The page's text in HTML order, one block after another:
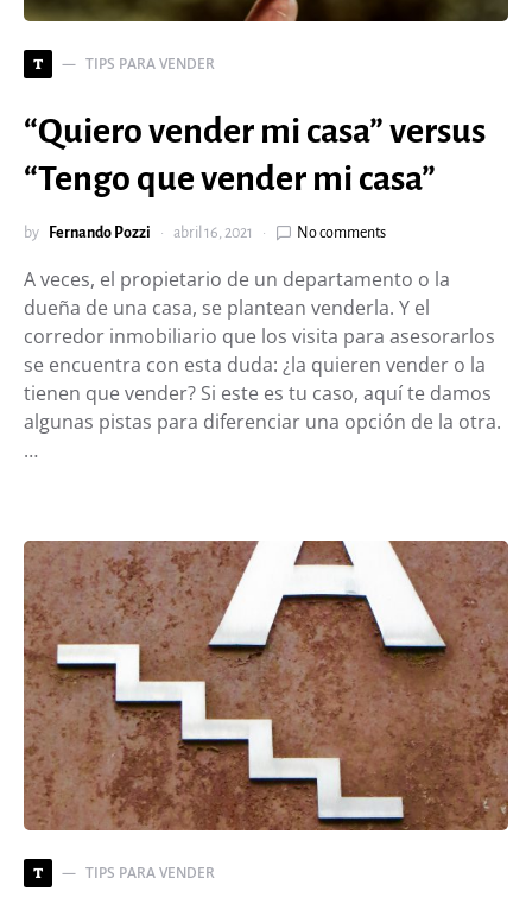
T TIPS PARA VENDER
“Quiero vender mi casa” versus
“Tengo que vender mi casa”
by Fernando Pozzi abril 16, 2021 No comments
A veces, el propietario de un departamento o la
dueña de una casa, se plantean venderla. Y el
corredor inmobiliario que los visita para asesorarlos
se encuentra con esta duda: ¿la quieren vender o la
tienen que vender? Si este es tu caso, aquí te damos
algunas pistas para diferenciar una opción de la otra.
…
T TIPS PARA VENDER